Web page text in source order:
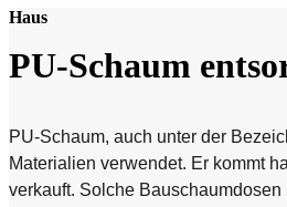
Haus
PU-Schaum
PU-Schaum, auch unter der
Materialien verwendet. Er kommt
verkauft. Solche